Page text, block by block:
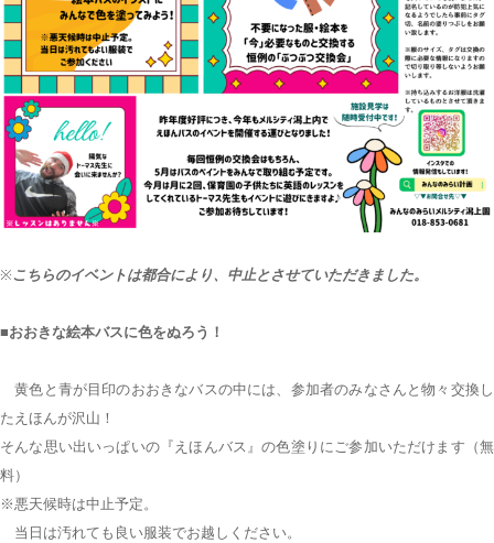
※ こちらのイベントは都合により、中止とさせていただきました。
■おおきな絵本バスに色をぬろう！
黄色と青が目印のおおきなバスの中には、参加者のみなさんと物々交換し
たえほんが沢山！
そんな思い出いっぱいの『えほんバス』の色塗りにご参加いただけます（無
料）
※悪天候時は中止予定。
当日は汚れても良い服装でお越しください。